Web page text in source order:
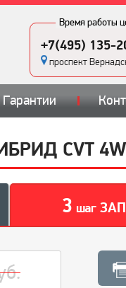
Время работы
+7(495) 135-
проспект
Гарантии
CVT
3 шаг